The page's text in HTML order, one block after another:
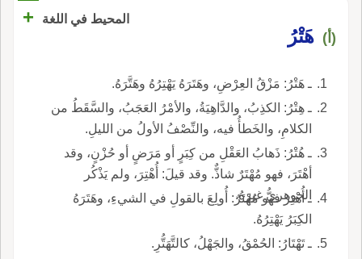
المحيط في اللغة +
(أ) هَتْرُ
ـ هَتْرُ: مَزْقُ العِرْضِ، وهَتَرَهُ يَهْتِرُهُ وهَتَّرَهُ.
ـ هِتْرُ: الكذِبُ، والدَّاهِيَةُ، والأمْرُ العَجَبُ، والسَّقَطُ من
الكلامِ، والخَطأُ فيه، والنِّصْفُ الأولُ من الليلِ.
ـ هُتْرُ: ذَهابُ العَقْلِ من كِبَرٍ أو مَرَضٍ أو حُزْنٍ، وقد
أهْتَرَ، فهو مُهْتَرٌ شاذٌّ. وقد قيلَ: أُهْتِرَ، ولم يَذْكُر
الجوهريُّ غيرَهُ.
ـ أُهْتِرَ فهو مُهْتَرٌ: أُولِعَ بالقولِ في الشيءِ، وهَتَرَهُ
الكِبَرُ يَهْتِرُهُ.
ـ تَهْتَارُ: الحُمْقُ، والجَهْلُ، كالتَّهَتُّرِ.